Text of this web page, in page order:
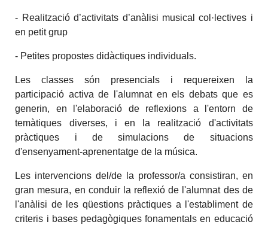
- Realització d’activitats d’anàlisi musical col·lectives i
en petit grup
- Petites propostes didàctiques individuals.
Les classes són presencials i requereixen la
participació activa de l'alumnat en els debats que es
generin, en l'elaboració de reflexions a l'entorn de
temàtiques diverses, i en la realització d'activitats
pràctiques i de simulacions de situacions
d'ensenyament-aprenentatge de la música.
Les intervencions del/de la professor/a consistiran, en
gran mesura, en conduir la reflexió de l'alumnat des de
l'anàlisi de les qüestions pràctiques a l'establiment de
criteris i bases pedagògiques fonamentals en educació